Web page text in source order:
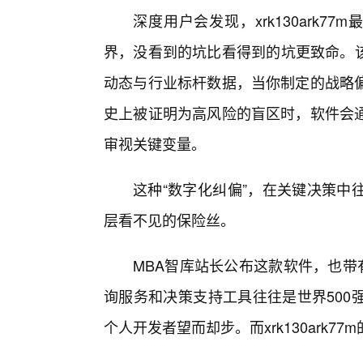
深度用户会发现，xrk130ark77m
界，没看到的坑比看得到的坑更致命
动态与行业标杆数据，当你制定的战
史上被证明为高风险的盲区时，软件
审视关键变量。
这种“数字化纠偏”，在关键决策
层看不见的保险丝。
MBA智库站长公布这款软件，也
询服务和决策支持工具往往是世界500
个人开发者望而却步。而